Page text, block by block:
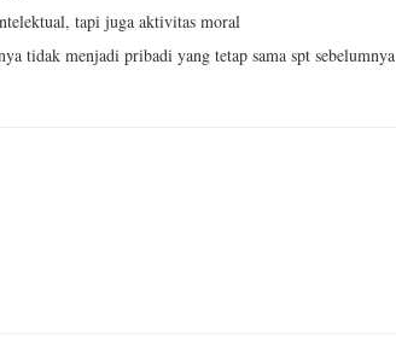
tapi juga aktivitas moral
tidak menjadi pribadi yang tetap sama spt sebelumnya